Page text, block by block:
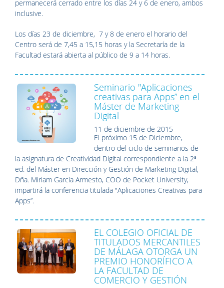
permanecerá cerrado entre los días 24 y 6 de enero, ambos
inclusive.
Los días 23 de diciembre, 7 y 8 de enero el horario del
Centro será de 7,45 a 15,15 horas y la Secretaría de la
Facultad estará abierta al público de 9 a 14 horas.
Seminario "Aplicaciones
creativas para Apps” en el
Máster de Marketing
Digital
11 de diciembre de 2015
El próximo 15 de Diciembre,
dentro del ciclo de seminarios de
la asignatura de Creatividad Digital correspondiente a la 2ª
ed. del Máster en Dirección y Gestión de Marketing Digital,
Dña. Miriam García Armesto, COO de Pocket University,
impartirá la conferencia titulada "Aplicaciones Creativas para
Apps”.
EL COLEGIO OFICIAL DE
TITULADOS MERCANTILES
DE MÁLAGA OTORGA UN
PREMIO HONORÍFICO A
LA FACULTAD DE
COMERCIO Y GESTIÓN